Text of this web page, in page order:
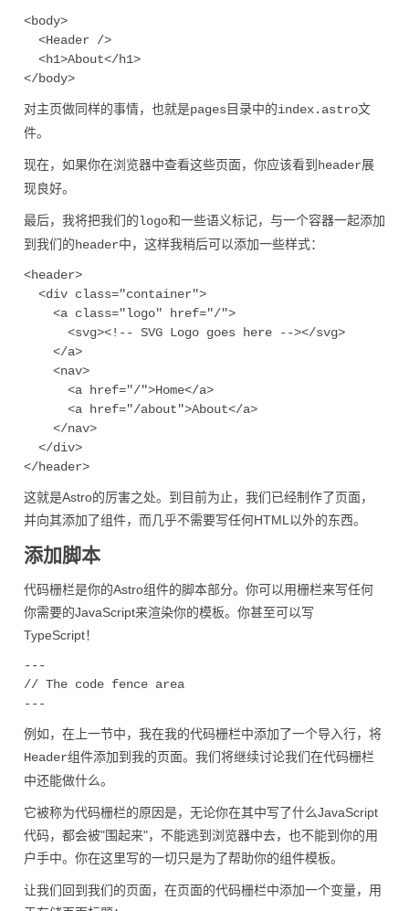
<body>
  <Header />
  <h1>About</h1>
对主页做同样的事情，也就是pages目录中的index.astro文
件。
现在，如果你在浏览器中查看这些页面，你应该看到 header展
现良好。
最后，我将把我们的logo和一些语义标记，与一个容器一起添加
到我们的header中，这样我稍后可以添加一些样式：
<header>
  <div class="container">
    <a class="logo" href="/">
      <svg><!-- SVG Logo goes here --></svg>
    </a>
    <nav>
      <a href="/">Home</a>
      <a href="/about">About</a>
    </nav>
  </div>
这就是Astro的厉害之处。到目前为止，我们已经制作了页面，
并向其添加了组件，而几乎不需要写任何HTML以外的东西。
添加脚本
代码栅栏是你的Astro组件的脚本部分。你可以用栅栏来写任何
你需要的JavaScript来渲染你的模板。你甚至可以写
TypeScript！
---
// The code fence area
例如，在上一节中，我在我的代码栅栏中添加了一个导入行，将
Header组件添加到我的页面。我们将继续讨论我们在代码栅栏
中还能做什么。
它被称为代码栅栏的原因是，无论你在其中写了什么JavaScript
代码，都会被"围起来"，不能逃到浏览器中去，也不能到你的用
户手中。你在这里写的一切只是为了帮助你的组件模板。
让我们回到我们的页面，在页面的代码栅栏中添加一个变量，用